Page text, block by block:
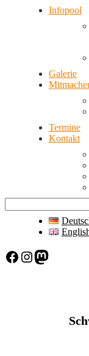
Infopool
Galerie
Termine
Kontakt
Facebook Instagram Mastodon